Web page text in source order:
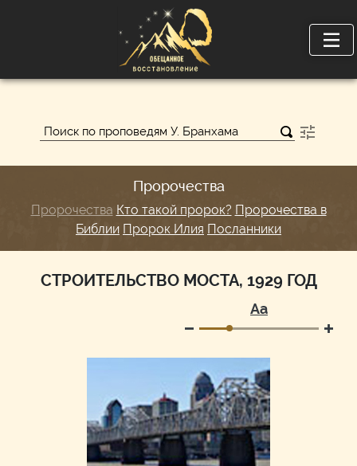
Пророчества
Пророчества Кто такой пророк? Пророчества в
Библии Пророк Илия Посланники
СТРОИТЕЛЬСТВО МОСТА, 1929 ГОД
Аа